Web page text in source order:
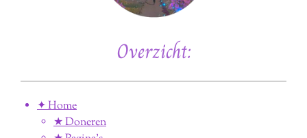
Overzicht:
✦ Home
★ Doneren